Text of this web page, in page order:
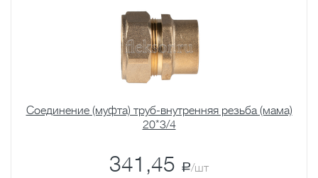
Соединение (муфта) труб-внутренняя резьба (мама)
20*3/4
341,45 a/шт